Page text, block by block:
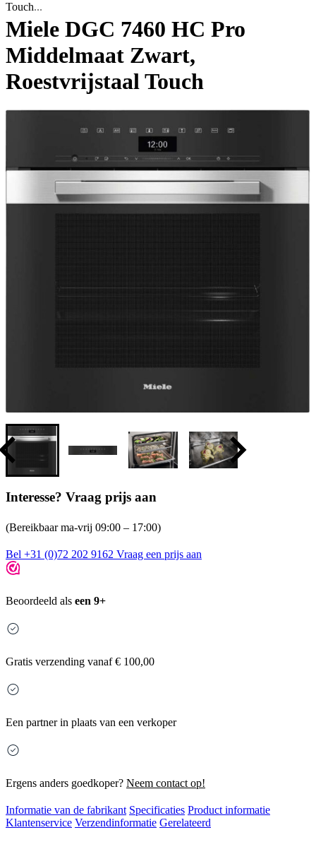
Touch
Miele DGC 7460 HC Pro
Middelmaat Zwart,
Roestvrijstaal Touch
Interesse? Vraag prijs aan
(Bereikbaar ma-vrij 09:00 – 17:00)
Bel +31 (0)72 202 9162 Vraag een prijs aan
Beoordeeld als een 9+
Gratis verzending vanaf € 100,00
Een partner in plaats van een verkoper
Ergens anders goedkoper? Neem contact op!
Informatie van de fabrikant Specificaties Product informatie
Klantenservice Verzendinformatie Gerelateerd